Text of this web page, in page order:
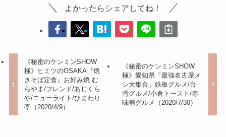
よかったらシェアしてね！
《秘密のケンミンSHOW
極》ヒミツのOSAKA『焼
きそば定食』お好み焼 む
らやま/フレンド/あじくら
や/ニューライト/ひまわり
亭（2020/4/9）
《秘密のケンミンSHOW
極》愛知県「最強名古屋メ
シ大集合」鉄板グルメ/台
湾グルメ/小倉トースト/赤
味噌グルメ（2020/7/30）